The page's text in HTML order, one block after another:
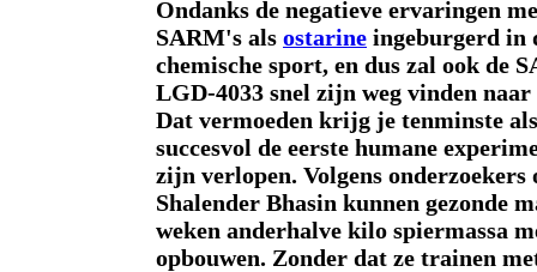
Ondanks de negatieve ervaringen
SARM's als ostarine ingeburgerd in
chemische sport, en dus zal ook de
LGD-4033 snel zijn weg vinden
Dat vermoeden krijg je tenminste
succesvol de eerste humane
zijn verlopen. Volgens
Shalender Bhasin kunnen gezonde
weken anderhalve kilo spiermassa
opbouwen. Zonder dat ze trainen